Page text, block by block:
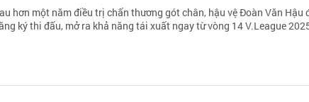
hơn một năm điều trị chấn thương gót chân, hậu vệ Đoàn Văn Hậu
ký thi đấu, mở ra khả năng tái xuất ngay từ vòng 14 V.League